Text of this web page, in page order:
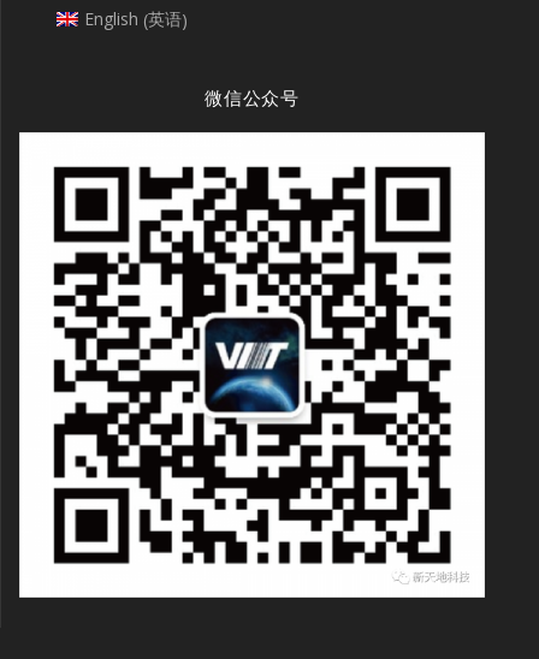
English (英语)
微信公众号